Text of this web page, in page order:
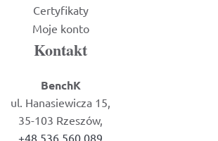
Certyfikaty
Moje konto
Kontakt
BenchK
ul. Hanasiewicza 15,
35-103 Rzeszów,
+48 536 560 089